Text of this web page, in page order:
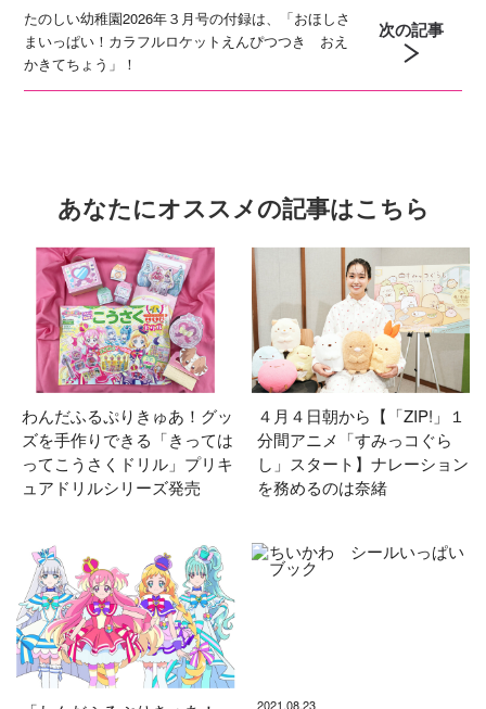
たのしい幼稚園2026年３月号の付録は、「おほしさ
まいっぱい！カラフルロケットえんぴつつき おえ
かきてちょう」！
次の記事
あなたにオススメの記事はこちら
わんだふるぷりきゅあ！グッ
ズを手作りできる「きっては
ってこうさくドリル」プリキ
ュアドリルシリーズ発売
４月４日朝から【「ZIP!」１
分間アニメ「すみっコぐら
し」スタート】ナレーション
を務めるのは奈緒
2021.08.23